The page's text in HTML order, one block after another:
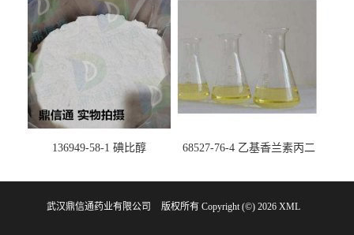
136949-58-1 碘比醇
68527-76-4 乙基香兰素丙二
剂 -香精香料 -鼎信通李杰
武汉鼎信通药业有限公司 版权所有 Copyright (©) 2026 XML